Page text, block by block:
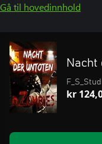
Gå til hovedinnhold
Nacht
kr